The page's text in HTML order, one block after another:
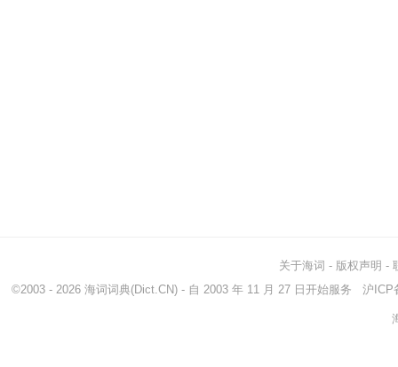
关于海词 - 版权声明 -
©2003 - 2026 海词词典(Dict.CN) - 自 2003 年 11 月 27 日开始服务 沪ICP